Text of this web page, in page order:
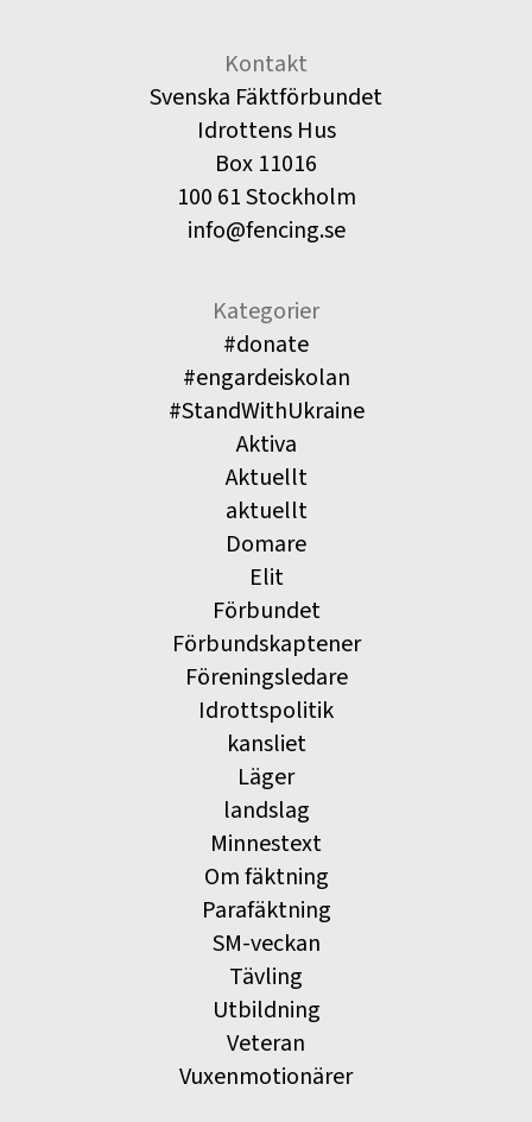
Kontakt
Svenska Fäktförbundet
Idrottens Hus
Box 11016
100 61 Stockholm
info@fencing.se
Kategorier
#donate
#engardeiskolan
#StandWithUkraine
Aktiva
Aktuellt
aktuellt
Domare
Elit
Förbundet
Förbundskaptener
Föreningsledare
Idrottspolitik
kansliet
Läger
landslag
Minnestext
Om fäktning
Parafäktning
SM-veckan
Tävling
Utbildning
Veteran
Vuxenmotionärer